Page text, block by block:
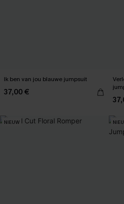
Ik ben van jou blauwe jumpsuit
37,00 €
NIEUW